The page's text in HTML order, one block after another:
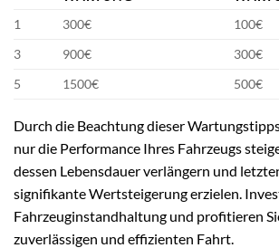
1
300€
100€
3
900€
300€
5
1500€ 500€
Durch die Beachtung dieser
nur die Performance Ihres Fahrzeugs
dessen Lebensdauer verlängern und
signifikante Wertsteigerung erzielen.
Fahrzeuginstandhaltung und profitieren
zuverlässigen und effizienten Fahrt.